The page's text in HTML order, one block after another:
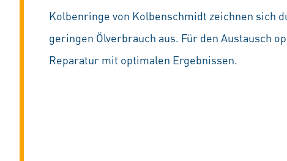
Kolbenringe von Kolbenschmidt zeichnen sich
geringen Ölverbrauch aus. Für den Austausch
Reparatur mit optimalen Ergebnissen.